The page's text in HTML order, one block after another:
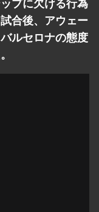
合後、アウェー
ルセロナの態度